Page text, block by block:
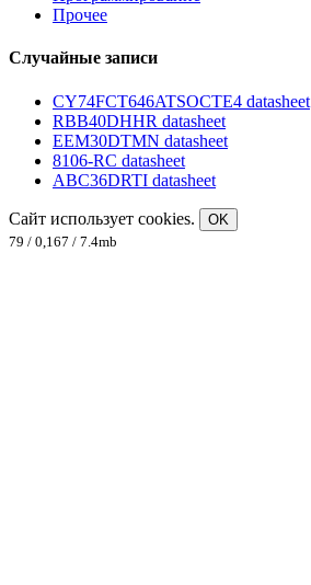
Прочее
Случайные записи
CY74FCT646ATSOCTE4 datasheet
RBB40DHHR datasheet
EEM30DTMN datasheet
8106-RC datasheet
ABC36DRTI datasheet
Сайт использует cookies.
OK
79 / 0,167 / 7.4mb